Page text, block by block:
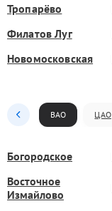
Тропарёво
Филатов Луг
Новомосковская
ВАО ЦАО
Богородское
Восточное
Измайлово